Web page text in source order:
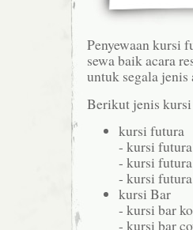
Penyewaan kursi
sewa baik acara
untuk segala jenis
Berikut jenis
kursi futura
- kursi
- kursi
- kursi
kursi Bar
- kursi bar
- kursi bar